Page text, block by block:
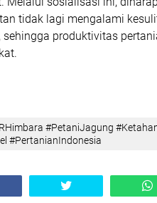
tidak lagi mengalami
produktivitas
#PetaniJagung
#PertanianIndonesia